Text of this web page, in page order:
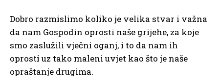
Dobro razmislimo koliko je velika stvar i važna
da nam Gospodin oprosti naše grijehe, za koje
smo zaslužili vječni oganj, i to da nam ih
oprosti uz tako maleni uvjet kao što je naše
opraštanje drugima.